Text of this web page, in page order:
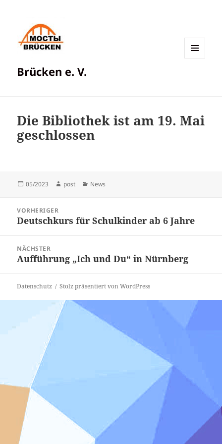
Brücken e. V.
Die Bibliothek ist am 19. Mai
geschlossen
Veröffentlicht
05/2023 Autor
post Kategorien
News
VORHERIGER
Vorheriger
Deutschkurs für Schulkinder ab 6 Jahre
NÄCHSTER
Nächster
Aufführung „Ich und Du“ in Nürnberg
Datenschutz Stolz präsentiert von WordPress